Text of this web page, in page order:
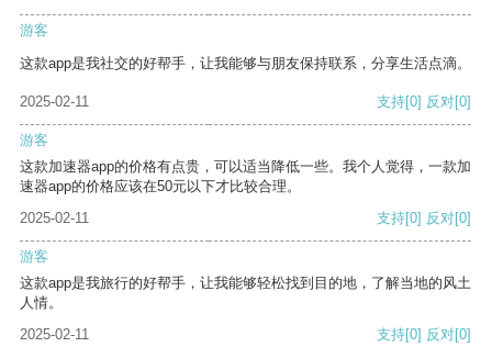
游客
这款app是我社交的好帮手，让我能够与朋友保持联系，分享生活点滴。
2025-02-11 支持[0] 反对[0]
游客
这款加速器app的价格有点贵，可以适当降低一些。我个人觉得，一款加
速器app的价格应该在50元以下才比较合理。
2025-02-11
支持[0] 反对[0]
游客
这款app是我旅行的好帮手，让我能够轻松找到目的地，了解当地的风土
人情。
2025-02-11
支持[0] 反对[0]